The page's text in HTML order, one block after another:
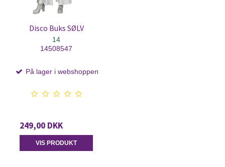
Disco Buks SØLV
14
14508547
På lager i webshoppen
249,00 DKK
VIS PRODUKT